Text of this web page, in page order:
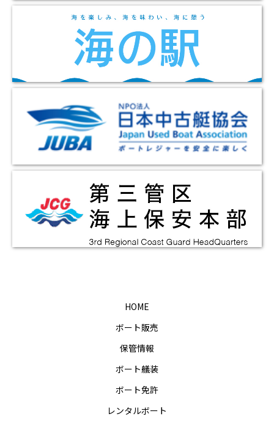
HOME
ボート販売
保管情報
ボート艤装
ボート免許
レンタルボート